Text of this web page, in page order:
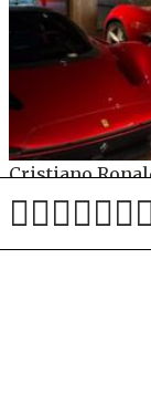
Cristiano
prestižnega